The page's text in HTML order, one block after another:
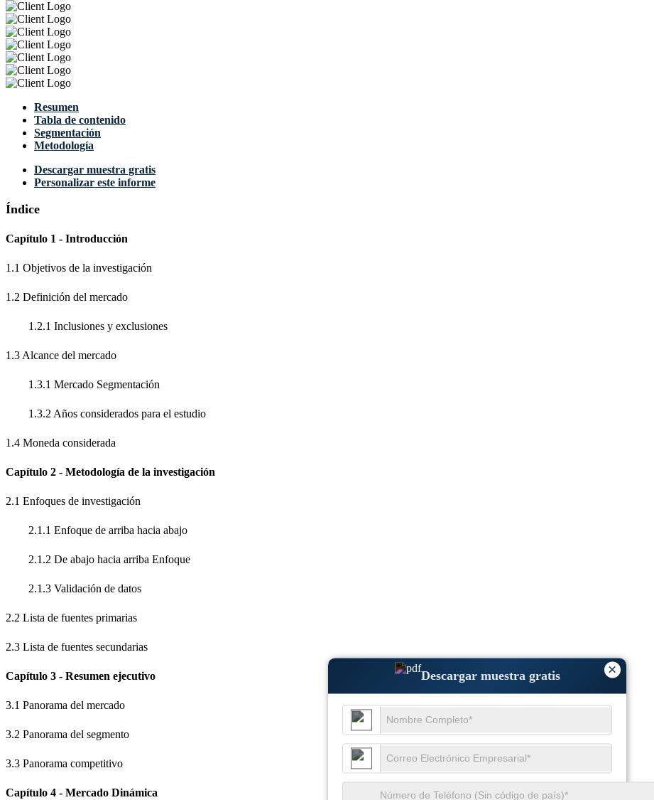
×
Descargar muestra gratis
Resumen
Tabla de contenido
Segmentación
Metodología
Descargar muestra gratis
Personalizar este informe
Índice
Capítulo 1 - Introducción
1.1 Objetivos de la investigación
1.2 Definición del mercado
1.2.1 Inclusiones y exclusiones
1.3 Alcance del mercado
1.3.1 Mercado Segmentación
1.3.2 Años considerados para el estudio
1.4 Moneda considerada
Capítulo 2 - Metodología de la investigación
2.1 Enfoques de investigación
2.1.1 Enfoque de arriba hacia abajo
2.1.2 De abajo hacia arriba Enfoque
2.1.3 Validación de datos
2.2 Lista de fuentes primarias
2.3 Lista de fuentes secundarias
Capítulo 3 - Resumen ejecutivo
3.1 Panorama del mercado
3.2 Panorama del segmento
3.3 Panorama competitivo
Capítulo 4 - Mercado Dinámica